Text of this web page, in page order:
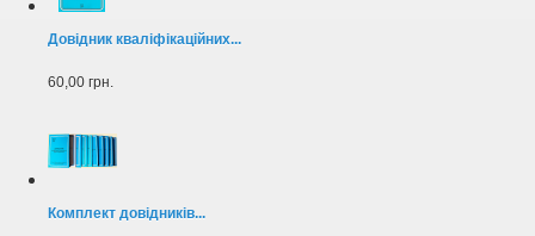
Довідник кваліфікаційних...
60,00 грн.
Комплект довідників...